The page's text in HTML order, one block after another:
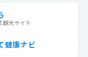
観光サイト
健康ナビ